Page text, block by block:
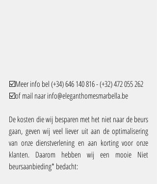
☑️Meer info bel (+34) 646 140 816 - (+32) 472 055 262
☑️of mail naar info@eleganthomesmarbella.be
De kosten die wij besparen met het niet naar de beurs
gaan, geven wij veel liever uit aan de optimalisering
van onze dienstverlening en aan korting voor onze
klanten. Daarom hebben wij een mooie Niet
beursaanbieding* bedacht: